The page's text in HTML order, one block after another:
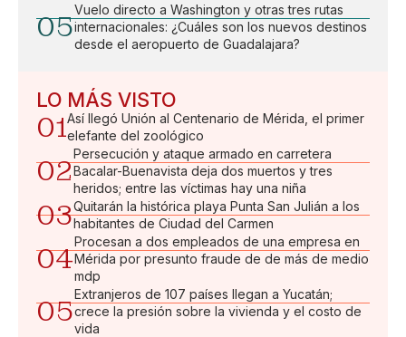
05
Vuelo directo a Washington y otras tres rutas
internacionales: ¿Cuáles son los nuevos destinos
desde el aeropuerto de Guadalajara?
LO MÁS VISTO
01Así llegó Unión al Centenario de Mérida, el primer
elefante del zoológico
02
Persecución y ataque armado en carretera
Bacalar-Buenavista deja dos muertos y tres
heridos; entre las víctimas hay una niña
03Quitarán la histórica playa Punta San Julián a los
habitantes de Ciudad del Carmen
04
Procesan a dos empleados de una empresa en
Mérida por presunto fraude de de más de medio
mdp
05
Extranjeros de 107 países llegan a Yucatán;
crece la presión sobre la vivienda y el costo de
vida